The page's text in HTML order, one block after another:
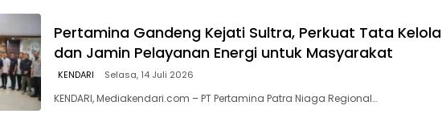
Pertamina Gandeng Kejati Sultra, Perkuat Tata Kelola
dan Jamin Pelayanan Energi untuk Masyarakat
KENDARI Selasa, 14 Juli 2026
KENDARI, Mediakendari.com – PT Pertamina Patra Niaga Regional…